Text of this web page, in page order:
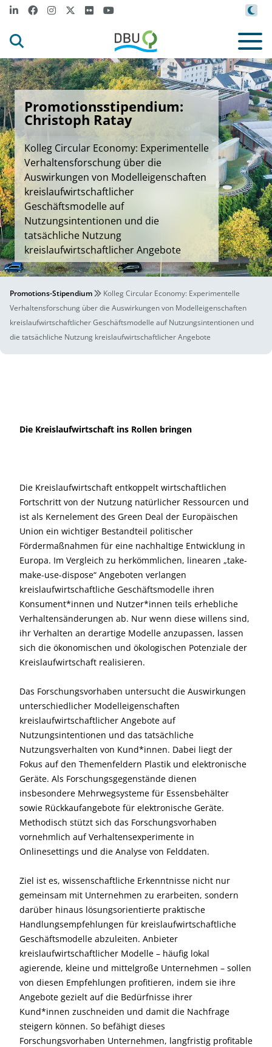
Promotionsstipendium:
Christoph Ratay
Kolleg Circular Economy: Experimentelle
Verhaltensforschung über die
Auswirkungen von Modelleigenschaften
kreislaufwirtschaftlicher
Geschäftsmodelle auf
Nutzungsintentionen und die
tatsächliche Nutzung
kreislaufwirtschaftlicher Angebote
Promotions-Stipendium
Kolleg Circular Economy: Experimentelle
Verhaltensforschung über die Auswirkungen von Modelleigenschaften
kreislaufwirtschaftlicher Geschäftsmodelle auf Nutzungsintentionen und
die tatsächliche Nutzung kreislaufwirtschaftlicher Angebote
Die Kreislaufwirtschaft ins Rollen bringen
Die Kreislaufwirtschaft entkoppelt wirtschaftlichen
Fortschritt von der Nutzung natürlicher Ressourcen und
ist als Kernelement des Green Deal der Europäischen
Union ein wichtiger Bestandteil politischer
Fördermaßnahmen für eine nachhaltige Entwicklung in
Europa. Im Vergleich zu herkömmlichen, linearen „take-
make-use-dispose“ Angeboten verlangen
kreislaufwirtschaftliche Geschäftsmodelle ihren
Konsument*innen und Nutzer*innen teils erhebliche
Verhaltensänderungen ab. Nur wenn diese willens sind,
ihr Verhalten an derartige Modelle anzupassen, lassen
sich die ökonomischen und ökologischen Potenziale der
Kreislaufwirtschaft realisieren.
Das Forschungsvorhaben untersucht die Auswirkungen
unterschiedlicher Modelleigenschaften
kreislaufwirtschaftlicher Angebote auf
Nutzungsintentionen und das tatsächliche
Nutzungsverhalten von Kund*innen. Dabei liegt der
Fokus auf den Themenfeldern Plastik und elektronische
Geräte. Als Forschungsgegenstände dienen
insbesondere Mehrwegsysteme für Essensbehälter
sowie Rückkaufangebote für elektronische Geräte.
Methodisch stützt sich das Forschungsvorhaben
vornehmlich auf Verhaltensexperimente in
Onlinesettings und die Analyse von Felddaten.
Ziel ist es, wissenschaftliche Erkenntnisse nicht nur
gemeinsam mit Unternehmen zu erarbeiten, sondern
darüber hinaus lösungsorientierte praktische
Handlungsempfehlungen für kreislaufwirtschaftliche
Geschäftsmodelle abzuleiten. Anbieter
kreislaufwirtschaftlicher Modelle – häufig lokal
agierende, kleine und mittelgroße Unternehmen – sollen
von diesen Empfehlungen profitieren, indem sie ihre
Angebote gezielt auf die Bedürfnisse ihrer
Kund*innen zuschneiden und damit die Nachfrage
steigern können. So befähigt dieses
Forschungsvorhaben Unternehmen, langfristig profitable